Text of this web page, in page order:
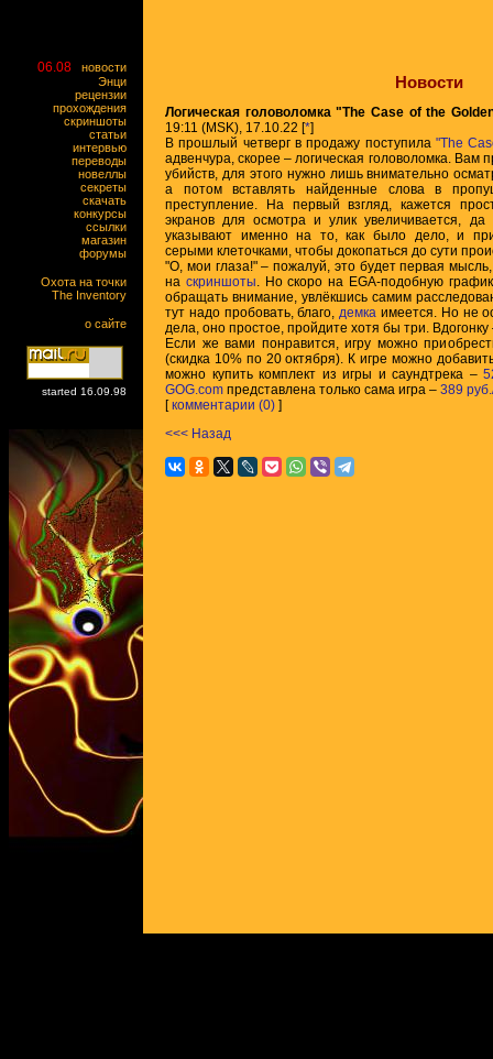
06.08
новости
Энци
рецензии
прохождения
скриншоты
статьи
интервью
переводы
новеллы
секреты
скачать
конкурсы
ссылки
магазин
форумы
Охота на точки
The Inventory
о сайте
started 16.09.98
Новости
Логическая головоломка "The Case of the
19:11 (MSK), 17.10.22 [*]
В прошлый четверг в продажу поступила "The
адвенчура, скорее – логическая головоломка. Вам
убийств, для этого нужно лишь внимательно
а потом вставлять найденные слова в
преступление. На первый взгляд, кажется
экранов для осмотра и улик увеличивается,
указывают именно на то, как было дело, и
серыми клеточками, чтобы докопаться до сути
"О, мои глаза!" – пожалуй, это будет первая мысль,
на скриншоты. Но скоро на EGA-подобную
обращать внимание, увлёкшись самим
тут надо пробовать, благо,демка имеется. Но не
дела, оно простое, пройдите хотя бы три.
Если же вами понравится, игру можно
(скидка 10% по 20 октября). К игре можно
можно купить комплект из игры и саундтрека –
GOG.com представлена только сама игра – 389
[комментарии (0) ]
<<< Назад